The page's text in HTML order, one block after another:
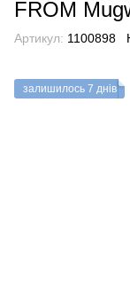
FROM
Артикул: 1100898
залишилось 7 днів